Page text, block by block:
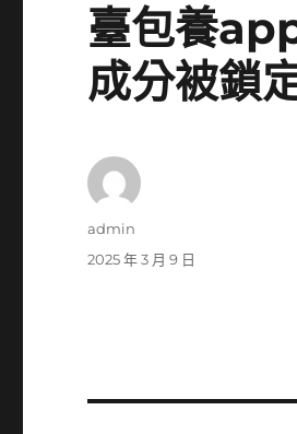
臺包養
成分被鎖
作
admin
發
2025 年 3 月 9 日